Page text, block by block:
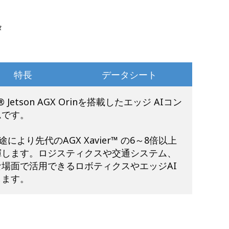
特長 データシート
Jetson AGX Orinを搭載したエッジ AIコン
す。
により先代のAGX Xavier™ の6～8倍以上
ます。ロジスティクスや交通システム、
面で活用できるロボティクスやエッジAI
す。